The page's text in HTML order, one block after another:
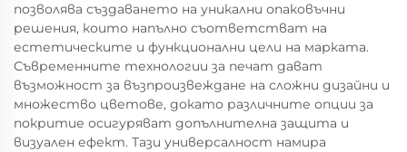
позволява създаването на уникални опаковъчни
решения, които напълно съответстват на
естетическите и функционални цели на марката.
Съвременните технологии за печат дават
възможност за възпроизвеждане на сложни дизайни и
множество цветове, докато различните опции за
покритие осигуряват допълнителна защита и
визуален ефект. Тази универсалност намира